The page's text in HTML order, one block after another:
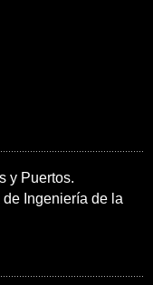
y Puertos.
Ingeniería de la